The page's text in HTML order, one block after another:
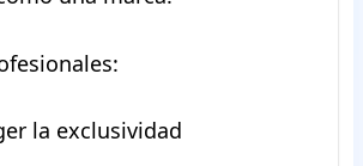
la exclusividad